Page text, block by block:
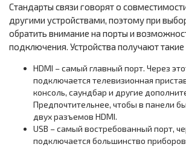
Стандарты связи говорят о
другими устройствами, поэтому при
обратить внимание на порты и
подключения. Устройства получают такие
HDMI – самый главный порт. Через
подключается телевизионная
консоль, саундбар и другие
Предпочтительнее, чтобы в панели
двух разъемов HDMI.
USB – самый востребованный порт,
подключается большинство